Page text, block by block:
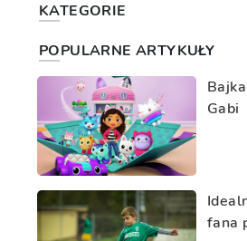
KATEGORIE
POPULARNE ARTYKUŁY
Gabi
fana